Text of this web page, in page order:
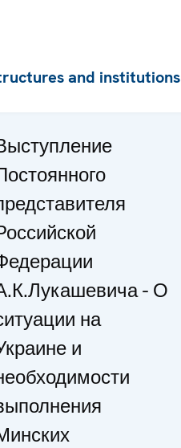
and institutions
- О
на
и